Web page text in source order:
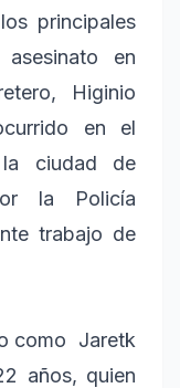
principales
en
Higinio
en el
ciudad de
la Policía
trabajo de
como Jaretk
años, quien